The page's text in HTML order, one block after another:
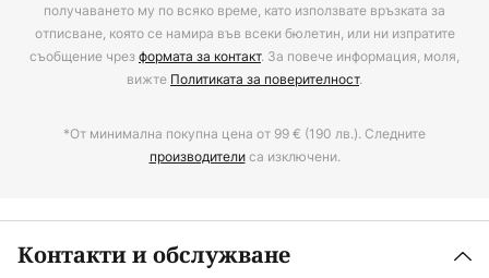
получаването му по всяко време, като използвате връзката за
отписване, която се намира във всеки бюлетин, или ни изпратите
съобщение чрезформата за контакт. За повече информация, моля,
вижте Политиката за поверителност.
*От минимална покупна цена от 99 € (190 лв.). Следните
производителиса изключени.
Контакти и обслужване